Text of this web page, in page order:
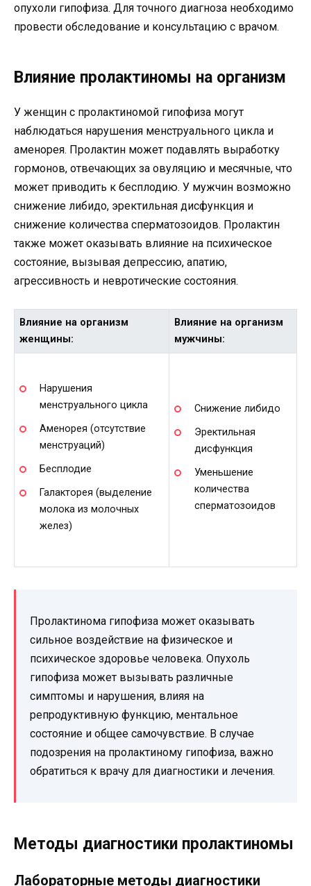
опухоли гипофиза. Для точного диагноза необходимо
провести обследование и консультацию с врачом.
Влияние пролактиномы на организм
У женщин с пролактиномой гипофиза могут
наблюдаться нарушения менструального цикла и
аменорея. Пролактин может подавлять выработку
гормонов, отвечающих за овуляцию и месячные, что
может приводить к бесплодию. У мужчин возможно
снижение либидо, эректильная дисфункция и
снижение количества сперматозоидов. Пролактин
также может оказывать влияние на психическое
состояние, вызывая депрессию, апатию,
агрессивность и невротические состояния.
Влияние на организм
женщины:
Влияние на организм
мужчины:
Нарушения
менструального цикла
Аменорея (отсутствие
менструаций)
Бесплодие
Галакторея (выделение
молока из молочных
желез)
Снижение либидо
Эректильная
дисфункция
Уменьшение
количества
сперматозоидов
Пролактинома гипофиза может оказывать
сильное воздействие на физическое и
психическое здоровье человека. Опухоль
гипофиза может вызывать различные
симптомы и нарушения, влияя на
репродуктивную функцию, ментальное
состояние и общее самочувствие. В случае
подозрения на пролактиному гипофиза, важно
обратиться к врачу для диагностики и лечения.
Методы диагностики пролактиномы
Лабораторные методы диагностики